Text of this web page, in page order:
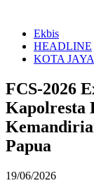
Ekbis
HEADLINE
KOTA
FCS-2026
Kapolresta
Papua
19/06/2026